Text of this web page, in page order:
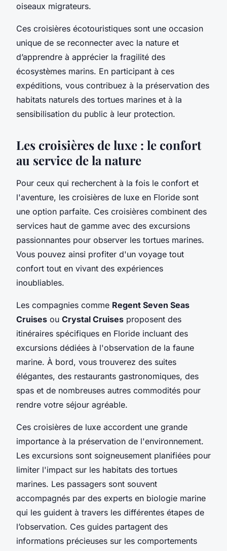
oiseaux migrateurs.
Ces croisières écotouristiques sont une occasion
unique de se reconnecter avec la nature et
d’apprendre à apprécier la fragilité des
écosystèmes marins. En participant à ces
expéditions, vous contribuez à la préservation des
habitats naturels des tortues marines et à la
sensibilisation du public à leur protection.
Les croisières de luxe : le confort
au service de la nature
Pour ceux qui recherchent à la fois le confort et
l'aventure, les croisières de luxe en Floride sont
une option parfaite. Ces croisières combinent des
services haut de gamme avec des excursions
passionnantes pour observer les tortues marines.
Vous pouvez ainsi profiter d'un voyage tout
confort tout en vivant des expériences
inoubliables.
Les compagnies comme Regent Seven Seas
Cruises ou Crystal Cruises proposent des
itinéraires spécifiques en Floride incluant des
excursions dédiées à l'observation de la faune
marine. À bord, vous trouverez des suites
élégantes, des restaurants gastronomiques, des
spas et de nombreuses autres commodités pour
rendre votre séjour agréable.
Ces croisières de luxe accordent une grande
importance à la préservation de l'environnement.
Les excursions sont soigneusement planifiées pour
limiter l'impact sur les habitats des tortues
marines. Les passagers sont souvent
accompagnés par des experts en biologie marine
qui les guident à travers les différentes étapes de
l’observation. Ces guides partagent des
informations précieuses sur les comportements